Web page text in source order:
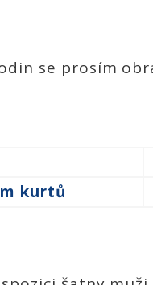
se prosím
kurtů